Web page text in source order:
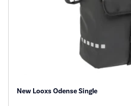
New Looxs Odense Single